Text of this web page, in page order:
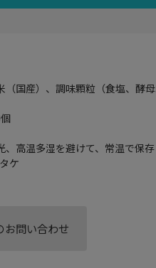
（国産）、調味顆粒（食塩、酵
、高温多湿を避けて、常温で保
ケ
お問い合わせ